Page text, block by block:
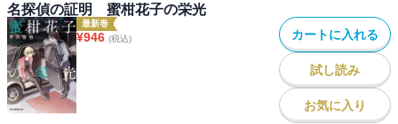
名探偵の証明 蜜柑花子の栄光
最新巻
¥946 (税込) カートに入れる
試し読み
お気に入り